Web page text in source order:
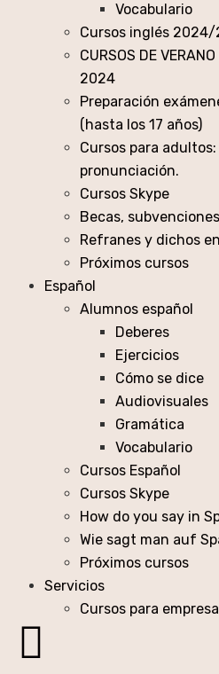
Vocabulario
Cursos inglés 2024/
CURSOS DE
2024
Preparación
(hasta los 17 años)
Cursos para
pronunciación.
Cursos Skype
Becas,
Refranes y dichos
Próximos cursos
Español
Alumnos español
Deberes
Ejercicios
Cómo se dice
Audiovisuales
Gramática
Vocabulario
Cursos Español
Cursos Skype
How do you say in
Wie sagt man auf
Próximos cursos
Servicios
Cursos para